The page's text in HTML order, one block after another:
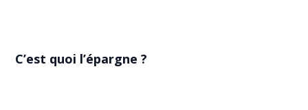
C’est quoi l’épargne ?